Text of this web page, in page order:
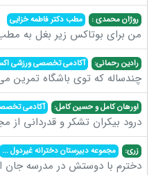
روژان محمدی : مطب دکتر فاطمه خزایی
من برای بوتاکس زیر بغل به
رادین رحمانی: آکادمی تخصصی ورزشی
چندساله که توی باشگاه تمرین
اورهان کامل و حسین کامل: آکادمی
درود بیکران تشکر و قدردانی از
زری: مجموعه دبیرستان دخترانه غیردول...
دخترم با دوستش در مدرسه